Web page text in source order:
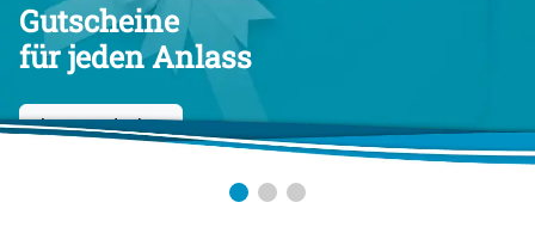
Gutscheine
für jeden Anlass
Jetzt entdecken